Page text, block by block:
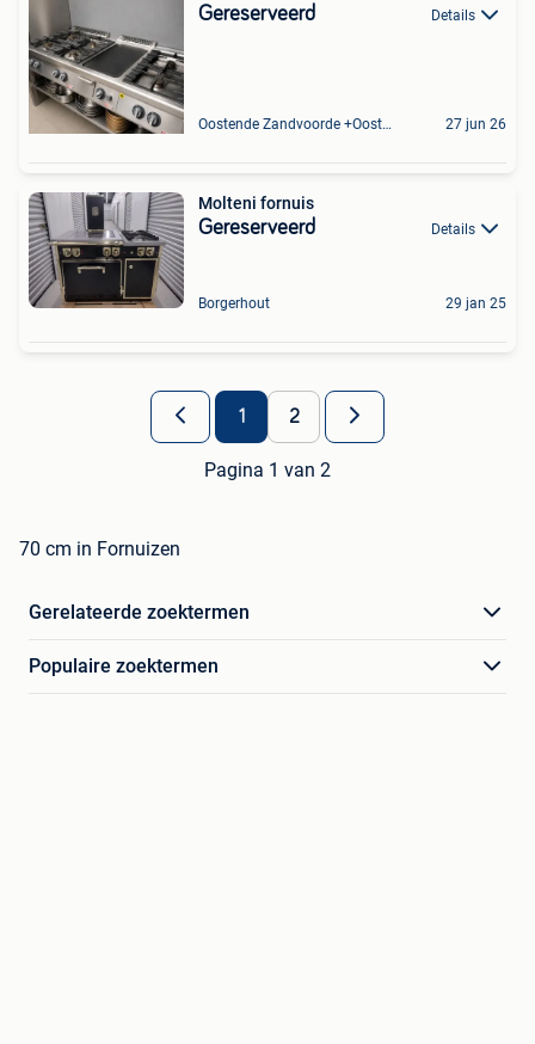
Gereserveerd Details
Oostende Zandvoorde +Oostende 27 jun 26
Molteni fornuis
Gereserveerd Details
Borgerhout 29 jan 25
1 2
Pagina 1 van 2
70 cm in Fornuizen
Gerelateerde zoektermen
Populaire zoektermen